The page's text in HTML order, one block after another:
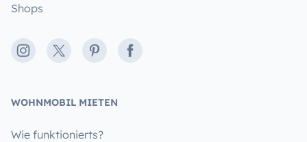
Shops
Instagram
X PinterestFacebook
WOHNMOBIL MIETEN
Wie funktionierts?